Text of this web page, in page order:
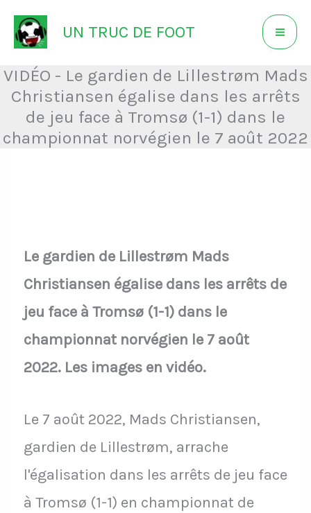
Aller
au
contenu
UN TRUC DE FOOT
VIDÉO - Le gardien de Lillestrøm Mads
Christiansen égalise dans les arrêts
de jeu face à Tromsø (1-1) dans le
championnat norvégien le 7 août 2022
Le gardien de Lillestrøm Mads
Christiansen égalise dans les arrêts de
jeu face à Tromsø (1-1) dans le
championnat norvégien le 7 août
2022. Les images en vidéo.
Le 7 août 2022, Mads Christiansen,
gardien de Lillestrøm, arrache
l'égalisation dans les arrêts de jeu face
à Tromsø (1-1) en championnat de